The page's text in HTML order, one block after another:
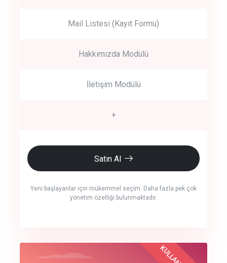
Mail Listesi (Kayıt Formu)
Hakkımızda Modülü
İletişim Modülü
+
Satın Al
Yeni başlayanlar için mükemmel seçim. Daha fazla pek çok
yönetim özelliği bulunmaktadır.
crm auto cync